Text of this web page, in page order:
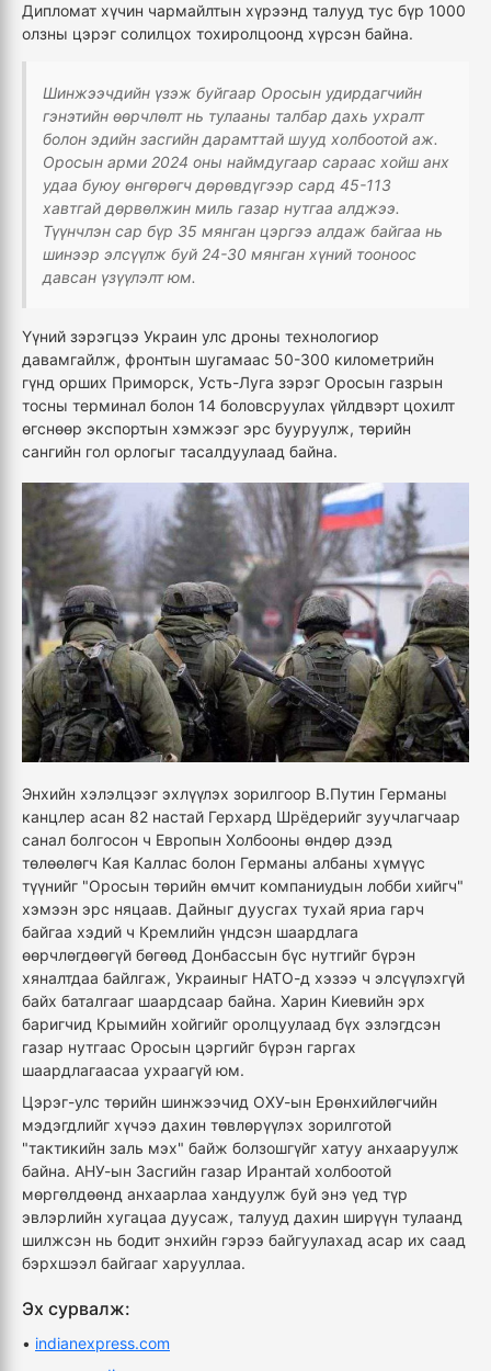
Дипломат хүчин чармайлтын хүрээнд талууд тус бүр 1000
олзны цэрэг солилцох тохиролцоонд хүрсэн байна.
Шинжээчдийн үзэж буйгаар Оросын удирдагчийн
гэнэтийн өөрчлөлт нь тулааны талбар дахь ухралт
болон эдийн засгийн дарамттай шууд холбоотой аж.
Оросын арми 2024 оны наймдугаар сараас хойш анх
удаа буюу өнгөрөгч дөрөвдүгээр сард 45-113
хавтгай дөрвөлжин миль газар нутгаа алджээ.
Түүнчлэн сар бүр 35 мянган цэргээ алдаж байгаа нь
шинээр элсүүлж буй 24-30 мянган хүний тооноос
давсан үзүүлэлт юм.
Үүний зэрэгцээ Украин улс дроны технологиор
давамгайлж, фронтын шугамаас 50-300 километрийн
гүнд орших Приморск, Усть-Луга зэрэг Оросын газрын
тосны терминал болон 14 боловсруулах үйлдвэрт цохилт
өгснөөр экспортын хэмжээг эрс бууруулж, төрийн
сангийн гол орлогыг тасалдуулаад байна.
Энхийн хэлэлцээг эхлүүлэх зорилгоор В.Путин Германы
канцлер асан 82 настай Герхард Шрёдерийг зуучлагчаар
санал болгосон ч Европын Холбооны өндөр дээд
төлөөлөгч Кая Каллас болон Германы албаны хүмүүс
түүнийг "Оросын төрийн өмчит компаниудын лобби хийгч"
хэмээн эрс няцаав. Дайныг дуусгах тухай яриа гарч
байгаа хэдий ч Кремлийн үндсэн шаардлага
өөрчлөгдөөгүй бөгөөд Донбассын бүс нутгийг бүрэн
хяналтдаа байлгаж, Украиныг НАТО-д хэзээ ч элсүүлэхгүй
байх баталгааг шаардсаар байна. Харин Киевийн эрх
баригчид Крымийн хойгийг оролцуулаад бүх эзлэгдсэн
газар нутгаас Оросын цэргийг бүрэн гаргах
шаардлагаасаа ухраагүй юм.
Цэрэг-улс төрийн шинжээчид ОХУ-ын Ерөнхийлөгчийн
мэдэгдлийг хүчээ дахин төвлөрүүлэх зорилготой
"тактикийн заль мэх" байж болзошгүйг хатуу анхааруулж
байна. АНУ-ын Засгийн газар Ирантай холбоотой
мөргөлдөөнд анхаарлаа хандуулж буй энэ үед түр
эвлэрлийн хугацаа дуусаж, талууд дахин ширүүн тулаанд
шилжсэн нь бодит энхийн гэрээ байгуулахад асар их саад
бэрхшээл байгааг харууллаа.
Эх сурвалж:
• indianexpress.com